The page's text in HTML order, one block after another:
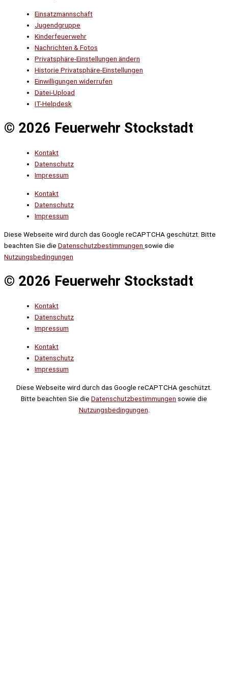
Einsatzmannschaft
Jugendgruppe
Kinderfeuerwehr
Nachrichten & Fotos
Privatsphäre-Einstellungen ändern
Historie Privatsphäre-Einstellungen
Einwilligungen widerrufen
Datei-Upload
IT-Helpdesk
© 2026 Feuerwehr Stockstadt
Kontakt
Datenschutz
Impressum
Kontakt
Datenschutz
Impressum
Diese Webseite wird durch das Google reCAPTCHA geschützt. Bitte
beachten Sie die Datenschutzbestimmungen sowie die
Nutzungsbedingungen
© 2026 Feuerwehr Stockstadt
Kontakt
Datenschutz
Impressum
Kontakt
Datenschutz
Impressum
Diese Webseite wird durch das Google reCAPTCHA geschützt.
Bitte beachten Sie die Datenschutzbestimmungen sowie die
Nutzungsbedingungen